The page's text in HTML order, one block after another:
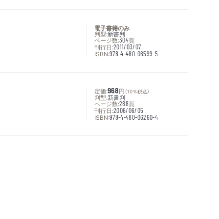
電子書籍のみ
判型:新書判
ページ数:304頁
刊行日:2011/03/07
ISBN:978-4-480-06599-5
定価:968円 （10％税込）
判型:新書判
ページ数:288頁
刊行日:2006/06/05
ISBN:978-4-480-06260-4